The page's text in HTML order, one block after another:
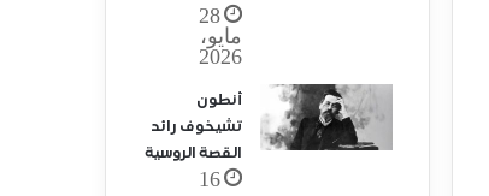
28
مايو،
2026
أنطون
تشيخوف رائد
القصة الروسية
16